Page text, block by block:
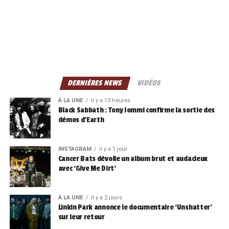
DERNIÈRES NEWS VIDÉOS
À LA UNE il y a 13 heures
Black Sabbath : Tony Iommi confirme la sortie des
démos d’Earth
INSTAGRAM il y a 1 jour
Cancer Bats dévoile un album brut et audacieux
avec ‘Give Me Dirt’
À LA UNE il y a 2 jours
Linkin Park annonce le documentaire ‘Unshatter’
sur leur retour